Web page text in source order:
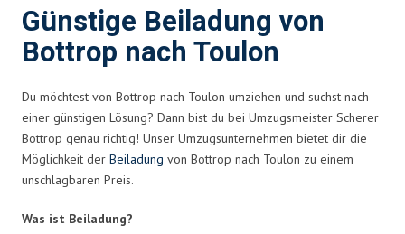
Günstige Beiladung von
Bottrop nach Toulon
Du möchtest von Bottrop nach Toulon umziehen und suchst nach
einer günstigen Lösung? Dann bist du bei Umzugsmeister Scherer
Bottrop genau richtig! Unser Umzugsunternehmen bietet dir die
Möglichkeit der Beiladung von Bottrop nach Toulon zu einem
unschlagbaren Preis.
Was ist Beiladung?